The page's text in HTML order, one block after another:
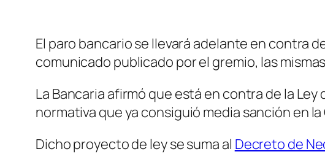
El paro bancario se llevará adelante en contra
comunicado publicado por el gremio, las
La Bancaria afirmó que está en contra de la
normativa que ya consiguió media sanción en
Dicho proyecto de ley se suma al Decreto de